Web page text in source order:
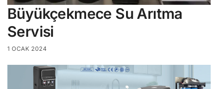
Büyükçekmece Su Arıtma
Servisi
1 OCAK 2024